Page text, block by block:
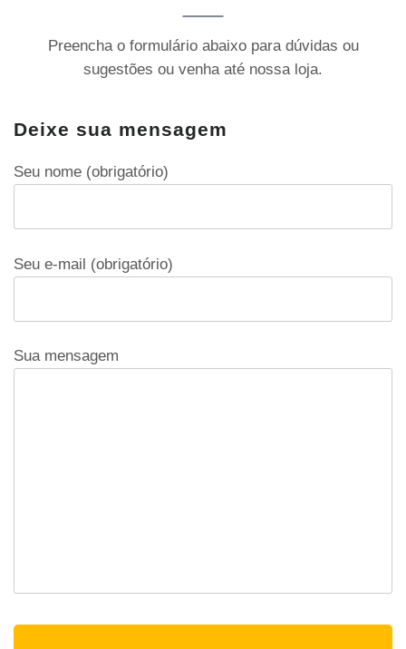
Preencha o formulário abaixo para dúvidas ou
sugestões ou venha até nossa loja.
Deixe sua mensagem
Seu nome (obrigatório)
Seu e-mail (obrigatório)
Sua mensagem